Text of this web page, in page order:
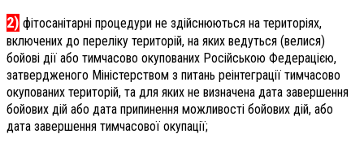
2) фітосанітарні процедури не здійснюються на територіях,
включених до переліку територій, на яких ведуться (велися)
бойові дії або тимчасово окупованих Російською Федерацією,
затвердженого Міністерством з питань реінтеграції тимчасово
окупованих територій, та для яких не визначена дата завершення
бойових дій або дата припинення можливості бойових дій, або
дата завершення тимчасової окупації;